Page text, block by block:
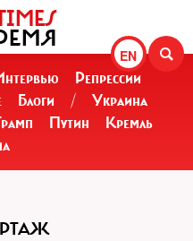
EN
Репрессии
Блоги /
Украина
Путин
Кремль